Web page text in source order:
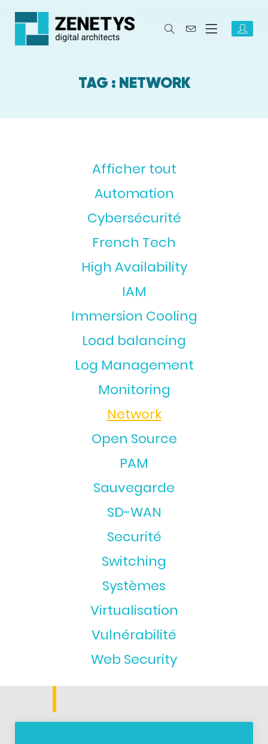
TAG : NETWORK
Afficher tout
Automation
Cybersécurité
French Tech
High Availability
IAM
Immersion Cooling
Load balancing
Log Management
Monitoring
Network
Open Source
PAM
Sauvegarde
SD-WAN
Securité
Switching
Systèmes
Virtualisation
Vulnérabilité
Web Security